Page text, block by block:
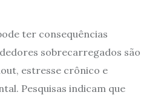
ter consequências
sobrecarregados são
estresse crônico e
Pesquisas indicam que